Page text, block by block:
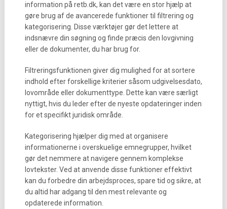
information på retb.dk, kan det være en stor hjælp at
gøre brug af de avancerede funktioner til filtrering og
kategorisering. Disse værktøjer gør det lettere at
indsnævre din søgning og finde præcis den lovgivning
eller de dokumenter, du har brug for.
Filtreringsfunktionen giver dig mulighed for at sortere
indhold efter forskellige kriterier såsom udgivelsesdato,
lovområde eller dokumenttype. Dette kan være særligt
nyttigt, hvis du leder efter de nyeste opdateringer inden
for et specifikt juridisk område.
Kategorisering hjælper dig med at organisere
informationerne i overskuelige emnegrupper, hvilket
gør det nemmere at navigere gennem komplekse
lovtekster. Ved at anvende disse funktioner effektivt
kan du forbedre din arbejdsproces, spare tid og sikre, at
du altid har adgang til den mest relevante og
opdaterede information.